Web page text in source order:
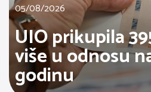
05/08/2026
UIO prikupila
više u odnosu
godinu